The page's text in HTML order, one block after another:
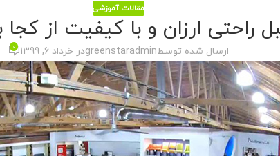
مقالات آموزشی
راحتی ارزان و با کیفیت از کجا
ارسال شده توسطgreenstaradminدر خرداد 6, 1399 0